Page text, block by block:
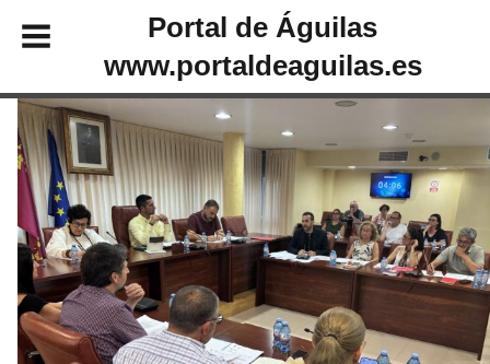
Portal de Águilas
www.portaldeaguilas.es